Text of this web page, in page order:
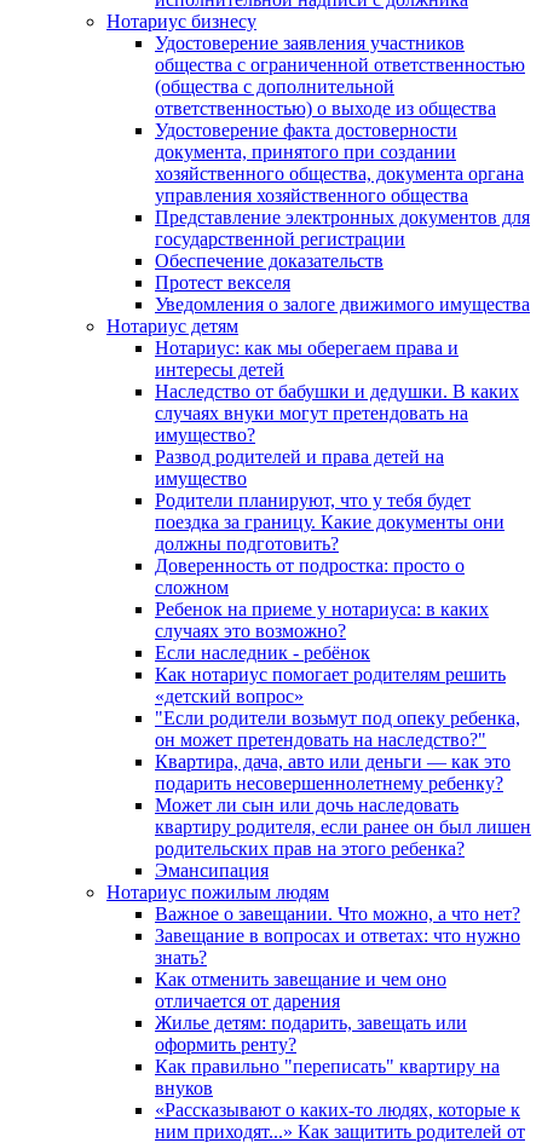
Нотариус бизнесу
Удостоверение заявления участников
общества с ограниченной ответственностью
(общества с дополнительной
ответственностью) о выходе из общества
Удостоверение факта достоверности
документа, принятого при создании
хозяйственного общества, документа органа
управления хозяйственного общества
Представление электронных документов для
государственной регистрации
Обеспечение доказательств
Протест векселя
Уведомления о залоге движимого имущества
Нотариус детям
Нотариус: как мы оберегаем права и
интересы детей
Наследство от бабушки и дедушки. В каких
случаях внуки могут претендовать на
имущество?
Развод родителей и права детей на
имущество
Родители планируют, что у тебя будет
поездка за границу. Какие документы они
должны подготовить?
Доверенность от подростка: просто о
сложном
Ребенок на приеме у нотариуса: в каких
случаях это возможно?
Если наследник - ребёнок
Как нотариус помогает родителям решить
«детский вопрос»
"Если родители возьмут под опеку ребенка,
он может претендовать на наследство?"
Квартира, дача, авто или деньги — как это
подарить несовершеннолетнему ребенку?
Может ли сын или дочь наследовать
квартиру родителя, если ранее он был лишен
родительских прав на этого ребенка?
Эмансипация
Нотариус пожилым людям
Важное о завещании. Что можно, а что нет?
Завещание в вопросах и ответах: что нужно
знать?
Как отменить завещание и чем оно
отличается от дарения
Жилье детям: подарить, завещать или
оформить ренту?
Как правильно "переписать" квартиру на
внуков
«Рассказывают о каких-то людях, которые к
ним приходят...» Как защитить родителей от